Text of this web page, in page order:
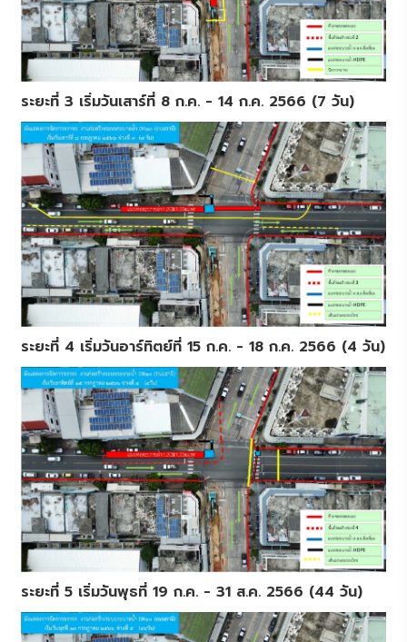
ระยะที่ 3 เริ่มวันเสาร์ที่ 8 ก.ค. - 14 ก.ค. 2566 (7 วัน)
ระยะที่ 4 เริ่มวันอาร์ทิตย์ที่ 15 ก.ค. - 18 ก.ค. 2566 (4 วัน)
ระยะที่ 5 เริ่มวันพุธที่ 19 ก.ค. - 31 ส.ค. 2566 (44 วัน)